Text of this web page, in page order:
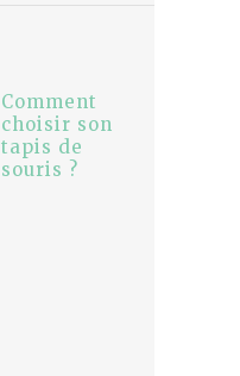
Comment
choisir son
tapis de
souris ?